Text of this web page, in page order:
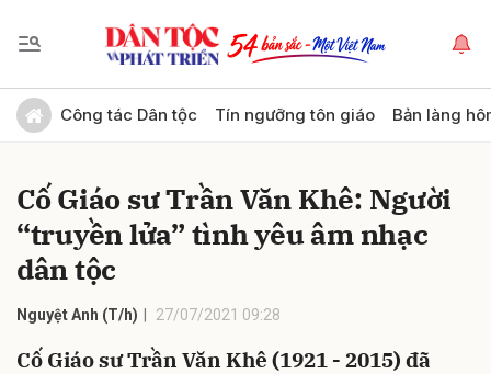
Công tác Dân tộc Tín ngưỡng tôn giáo Bản làng
Cố Giáo sư Trần Văn Khê: Người
“truyền lửa” tình yêu âm nhạc
dân tộc
Nguyệt Anh (T/h) 27/07/2021 09:28
Cố Giáo sư Trần Văn Khê (1921 - 2015) đã
Gửi bình luận